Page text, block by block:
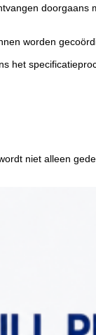
worden
het
niet alleen